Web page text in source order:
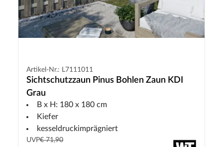
Artikel-Nr.: L7111011
Sichtschutzzaun Pinus Bohlen Zaun KDI
Grau
B x H: 180 x 180 cm
Kiefer
kesseldruckimprägniert
UVP€ 71,90